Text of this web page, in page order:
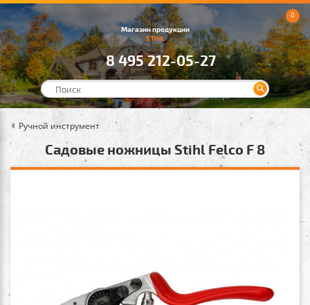
Магазин продукции
STIHL
8 495 212-05-27
0
Ручной инструмент
Садовые ножницы Stihl Felco F 8